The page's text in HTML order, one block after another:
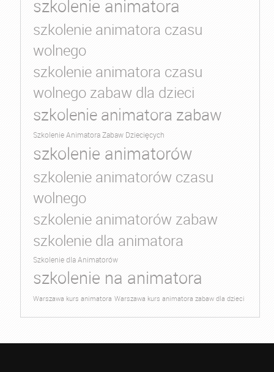
szkolenie animatora
szkolenie animatora czasu
wolnego
szkolenie animatora czasu
wolnego zabaw dla dzieci
szkolenie animatora zabaw
Szkolenie Animatora Zabaw Dziecięcych
szkolenie animatorów
szkolenie animatorów czasu
wolnego
szkolenie animatorów zabaw
szkolenie dla animatora
Szkolenie dla Animatorów
szkolenie na animatora
Warszawa kurs animatora Warszawa kurs animatora zabaw dla dzieci